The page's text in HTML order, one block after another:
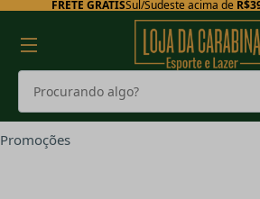
FRETE GRÁTISSul/Sudeste acima de
Promoções